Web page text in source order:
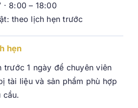
· 8:00 – 18:00
theo lịch hẹn trước
hẹn
trước 1 ngày để chuyên viên
tài liệu và sản phẩm phù hợp
cầu.